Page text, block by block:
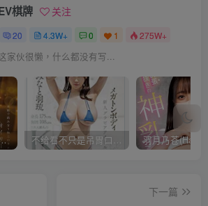
棋牌 关注
20 4.3W+ 0 1 275W+
家伙很懒，什么都没有写...
出道一周年，华丽布拉甲闪亮动人！【EV棋牌】 不给看不只是吊胃口！K奶的みなと羽琉(凑羽琉)原来是无码妹「水原圣子」？【EV棋牌】
下一篇